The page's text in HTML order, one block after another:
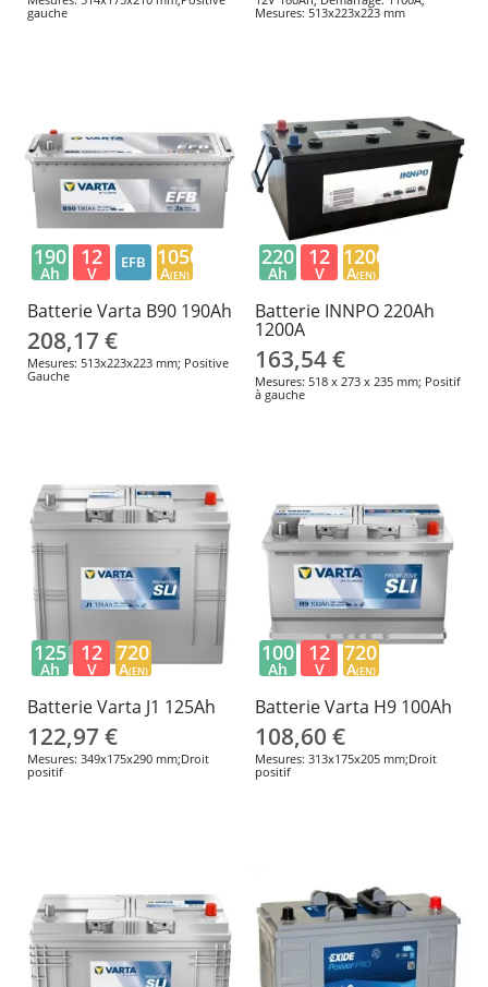
gauche
Mesures: 513x223x223 mm
Batterie Varta B90 190Ah
208,17 €
Mesures: 513x223x223 mm; Positive
Gauche
190
Ah
12
V
EFB 1050
A(EN)
Batterie INNPO 220Ah
1200A
163,54 €
Mesures: 518 x 273 x 235 mm; Positif
à gauche
220
Ah
12
V
1200
A(EN)
Batterie Varta J1 125Ah
122,97 €
Mesures: 349x175x290 mm;Droit
positif
125
Ah
12
V
720
A(EN)
Batterie Varta H9 100Ah
108,60 €
Mesures: 313x175x205 mm;Droit
positif
100
Ah
12
V
720
A(EN)